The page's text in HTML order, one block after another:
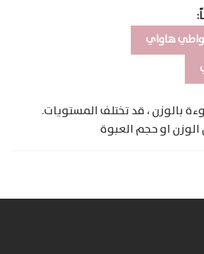
هاواي
بالوزن ، قد تختلف المستويات.
او حجم العبوة